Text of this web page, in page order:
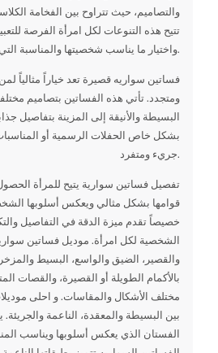
والتصاميم، حيث تتراوح بين الفخامة
تتيح هذه التنوعات لكل امرأة الفرصة
واختيار ما يناسب شخصيتها والمناسبة التي تحضرها.
فساتين سواريه قصيرة تعد خياراً
ومتجدد. تأتي هذه الفساتين بتصاميم
البسيطة والأنيقة إلى المزينة بتفاصيل
بشكل خاص الحفلات الرسمية أو
جريء ومتفرد.
تفصيل فساتين سوارية يتيح للمرأة
قوامها بشكل مثالي ويعكس أسلوبها
خصيصاً تقدم ميزة الدقة في التفاصيل
الشخصية لكل امرأة. موديل فساتين
والقصير، الضيق والواسع، البسيط
بالأكمام الطويلة أو القصيرة، والقصات
مختلف الأشكال والمقاسات. و احلى
بين البسيطة والمعقدة، الناعمة والجريئة.
الفستان الذي يعكس أسلوبها ويناسب